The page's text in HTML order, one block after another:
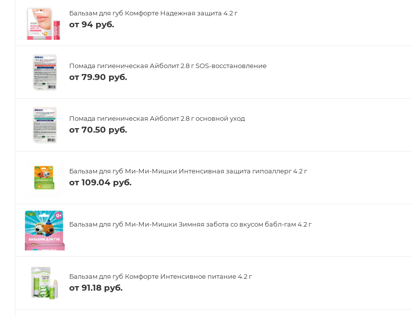
Бальзам для губ Комфорте Надежная защита 4.2 г
от 94 руб.
Помада гигиеническая Айболит 2.8 г SOS-восстановление
от 79.90 руб.
Помада гигиеническая Айболит 2.8 г основной уход
от 70.50 руб.
Бальзам для губ Ми-Ми-Мишки Интенсивная защита гипоаллерг 4.2 г
от 109.04 руб.
Бальзам для губ Ми-Ми-Мишки Зимняя забота со вкусом бабл-гам 4.2 г
Бальзам для губ Комфорте Интенсивное питание 4.2 г
от 91.18 руб.